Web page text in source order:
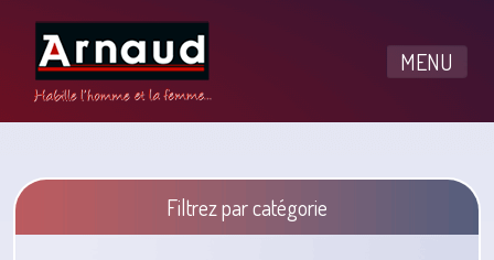
MENU
Filtrez par catégorie